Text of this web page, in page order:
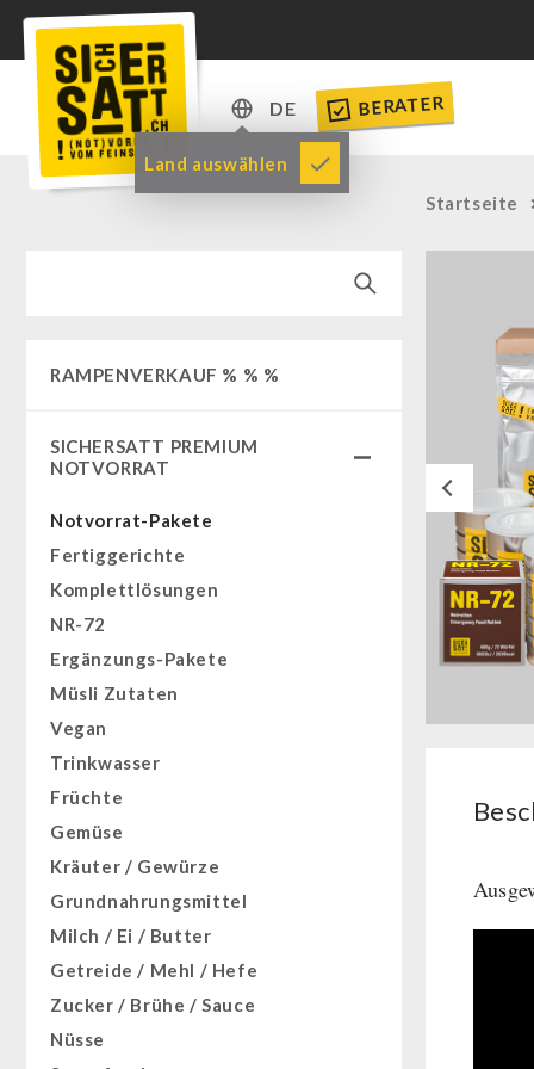
DE
DE
EN
Land auswählen
BERATER
RAMPENVERKAUF % % %
SICHERSATT PREMIUM
NOTVORRAT
Notvorrat-Pakete
Fertiggerichte
Komplettlösungen
NR-72
Ergänzungs-Pakete
Müsli Zutaten
Vegan
Trinkwasser
Früchte
Gemüse
Kräuter / Gewürze
Grundnahrungsmittel
Milch / Ei / Butter
Getreide / Mehl / Hefe
Zucker / Brühe / Sauce
Nüsse
Startseite